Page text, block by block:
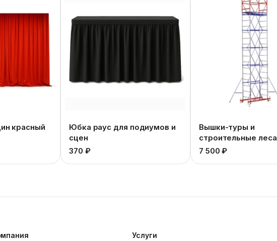
красный
Юбка раус для подиумов и
сцен
370 ₽
Вышки-туры и
строительные леса
7 500 ₽
Услуги